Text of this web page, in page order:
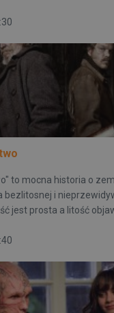
to mocna historia o
bezlitosnej i
jest prosta a litość